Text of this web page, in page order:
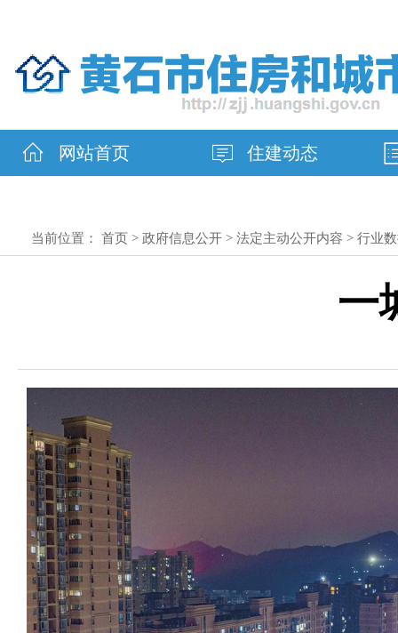
网站首页 住建动态
当前位置： 首页 > 政府信息公开 > 法定主动公开内容 > 行业
一